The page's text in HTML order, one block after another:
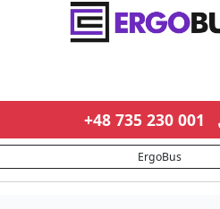
+48 735 230 001
ErgoBus